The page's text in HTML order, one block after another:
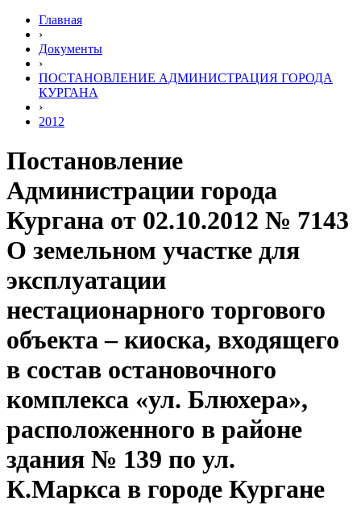
Главная
›
Документы
›
ПОСТАНОВЛЕНИЕ АДМИНИСТРАЦИЯ ГОРОДА
КУРГАНА
›
2012
Постановление
Администрации города
Кургана от 02.10.2012 № 7143
О земельном участке для
эксплуатации
нестационарного торгового
объекта – киоска, входящего
в состав остановочного
комплекса «ул. Блюхера»,
расположенного в районе
здания № 139 по ул.
К.Маркса в городе Кургане